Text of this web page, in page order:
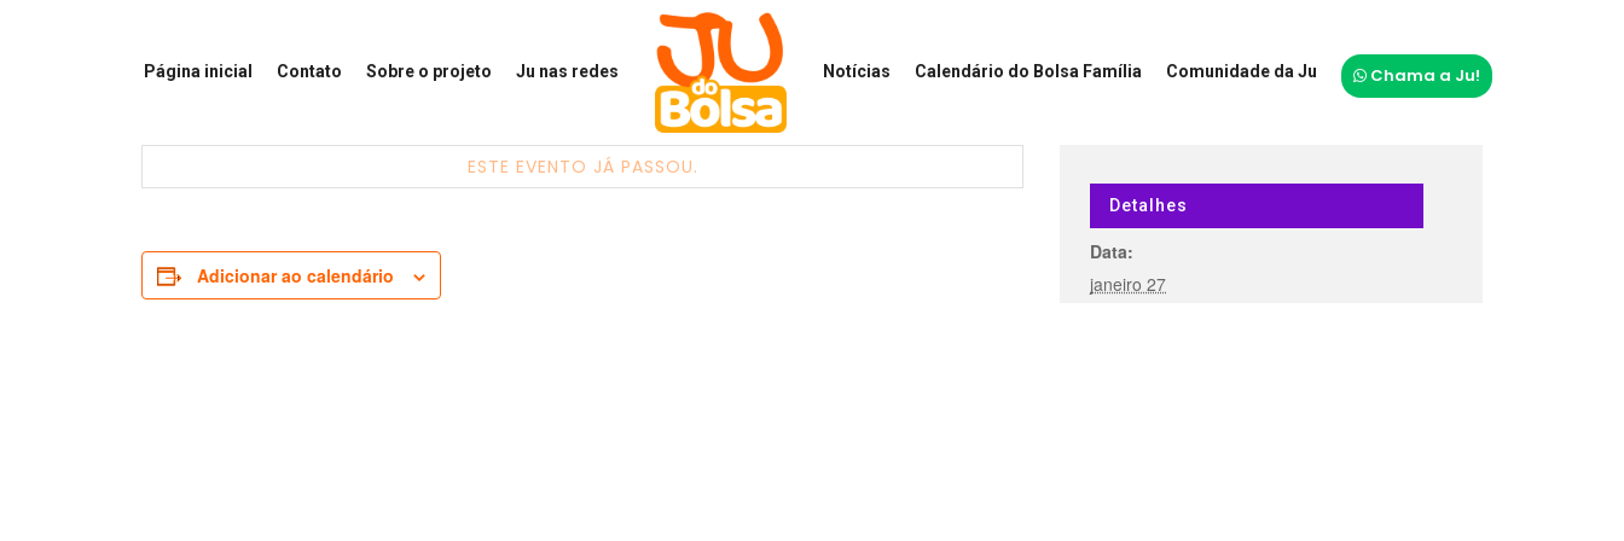
Página inicial Contato Sobre o projeto Ju nas redes Notícias Calendário do Bolsa Família Comunidade da Ju Chama a Ju!
ESTE EVENTO JÁ PASSOU.
Adicionar ao calendário
Detalhes
Data:
janeiro 27